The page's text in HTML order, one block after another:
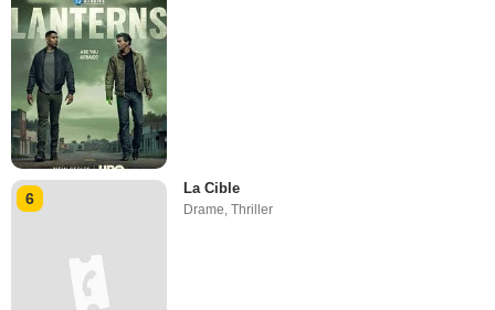
6
La Cible
Drame,Thriller